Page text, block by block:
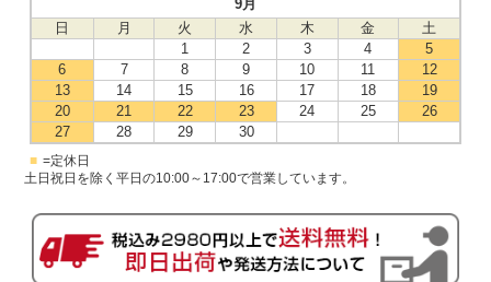
9月
日
月 火 水 木 金
土
1
2 3 4
5
6
7 8 9 10 11
12
13
14 15 16 17 18
19
20
21 22 23 24 25
26
27
28 29 30
■ =定休日
土日祝日を除く平日の10:00～17:00で営業しています。